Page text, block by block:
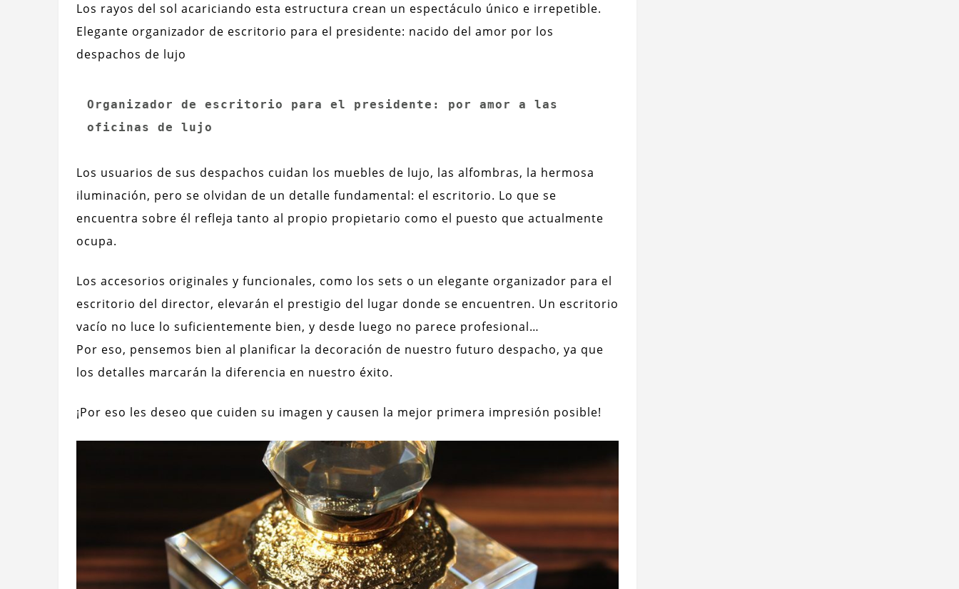
Los rayos del sol acariciando esta estructura crean un espectáculo único e irrepetible.
Elegante organizador de escritorio para el presidente: nacido del amor por los
despachos de lujo
Organizador de escritorio para el presidente: por amor a las
oficinas de lujo
Los usuarios de sus despachos cuidan los muebles de lujo, las alfombras, la hermosa
iluminación, pero se olvidan de un detalle fundamental: el escritorio. Lo que se
encuentra sobre él refleja tanto al propio propietario como el puesto que actualmente
ocupa.
Los accesorios originales y funcionales, como los sets o un elegante organizador para el
escritorio del director, elevarán el prestigio del lugar donde se encuentren. Un escritorio
vacío no luce lo suficientemente bien, y desde luego no parece profesional…
Por eso, pensemos bien al planificar la decoración de nuestro futuro despacho, ya que
los detalles marcarán la diferencia en nuestro éxito.
¡Por eso les deseo que cuiden su imagen y causen la mejor primera impresión posible!